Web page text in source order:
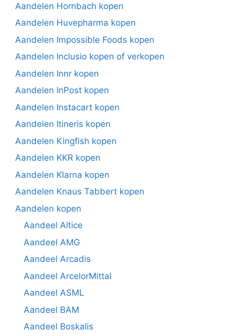
Aandelen Hornbach kopen
Aandelen Huvepharma kopen
Aandelen Impossible Foods kopen
Aandelen Inclusio kopen of verkopen
Aandelen Innr kopen
Aandelen InPost kopen
Aandelen Instacart kopen
Aandelen Itineris kopen
Aandelen Kingfish kopen
Aandelen KKR kopen
Aandelen Klarna kopen
Aandelen Knaus Tabbert kopen
Aandelen kopen
Aandeel Altice
Aandeel AMG
Aandeel Arcadis
Aandeel ArcelorMittal
Aandeel ASML
Aandeel BAM
Aandeel Boskalis